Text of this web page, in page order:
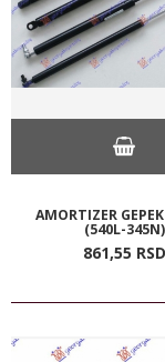
AMORTIZER
(540L-345N)
861,55 RSD